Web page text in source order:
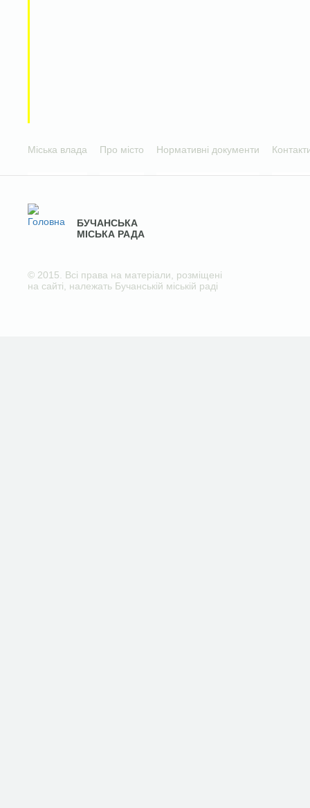
Міська влада Про місто Нормативні документи
БУЧАНСЬКА
МІСЬКА РАДА
© 2015. Всі права на матеріали, розміщені
на сайті, належать Бучанській міській раді